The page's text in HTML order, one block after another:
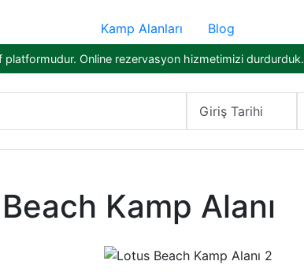
Kamp Alanları Blog
platformudur. Online rezervasyon hizmetimizi durdurduk.
Giriş Tarihi
Kamp Alanı